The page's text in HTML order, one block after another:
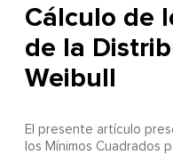
Cálculo de
de la
Weibull
El presente artículo
los Mínimos Cuadrados